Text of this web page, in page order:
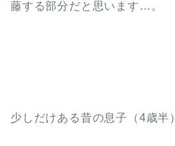
藤する部分だと思います…。
少しだけある昔の息子（4歳半